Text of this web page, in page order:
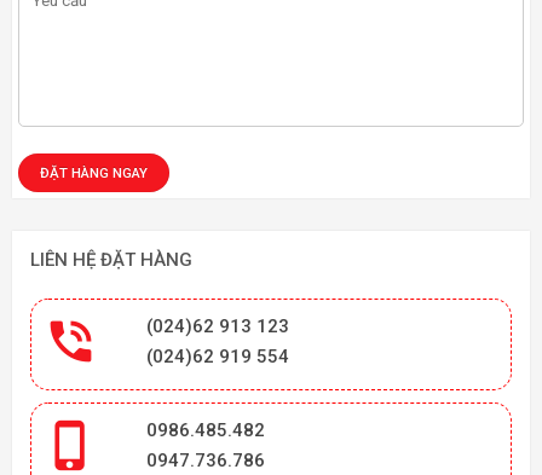
LIÊN HỆ ĐẶT HÀNG

(024)62 913 123
(024)62 919 554

0986.485.482
0947.736.786